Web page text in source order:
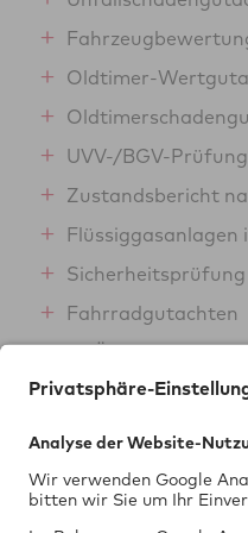
Oldtimer-
UVV-/BGV-Prüfung
Zustandsbericht
Flüssiggasanlagen
Fahrradgutachten
GTÜ-